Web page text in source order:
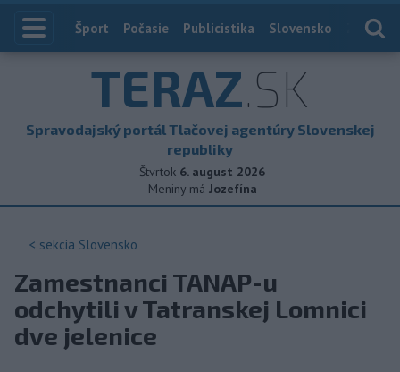
Index
Šport Počasie Publicistika Slovensko
TERAZ.SK
Spravodajský portál Tlačovej agentúry Slovenskej
republiky
Štvrtok 6. august 2026
Meniny má Jozefína
< sekcia Slovensko
Zamestnanci TANAP-u
odchytili v Tatranskej Lomnici
dve jelenice